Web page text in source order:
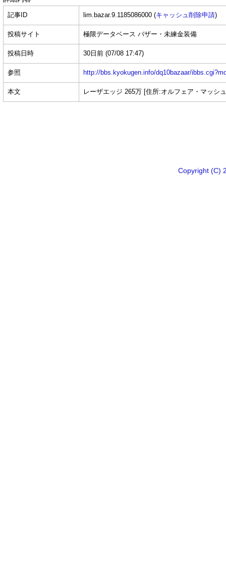
記事ID lim.bazar.9.1185086000 (キャッシュ削除申請)
投稿サイト 極限データベース バザー・未練金装備
投稿日時 30日前 (07/08 17:47)
参照 http://bbs.kyokugen.info/dq10bazaar/
本文 レーザエッジ 265万 [住所:オルフェア・マッシ
Copyright (C)